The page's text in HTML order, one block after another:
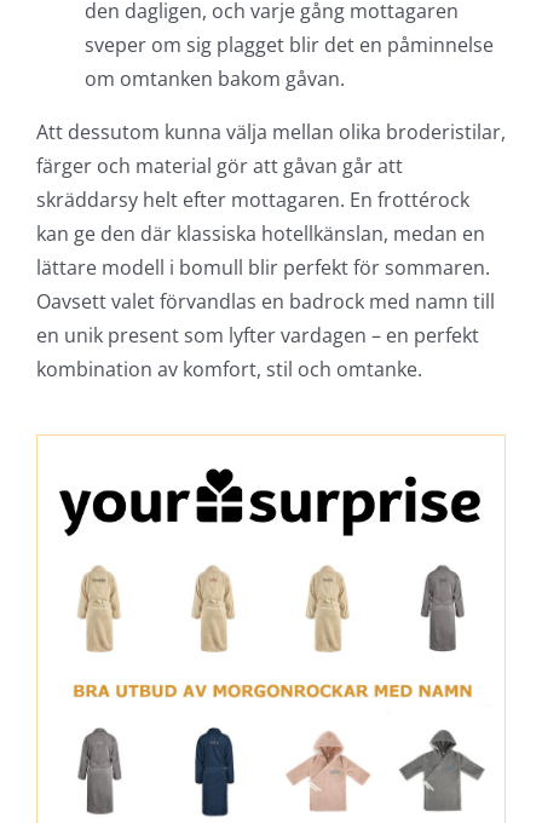
den dagligen, och varje gång mottagaren
sveper om sig plagget blir det en påminnelse
om omtanken bakom gåvan.
Att dessutom kunna välja mellan olika broderistilar,
färger och material gör att gåvan går att
skräddarsy helt efter mottagaren. En frottérock
kan ge den där klassiska hotellkänslan, medan en
lättare modell i bomull blir perfekt för sommaren.
Oavsett valet förvandlas en badrock med namn till
en unik present som lyfter vardagen – en perfekt
kombination av komfort, stil och omtanke.